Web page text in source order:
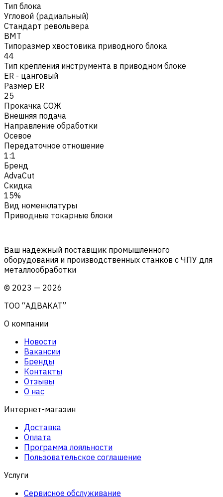
Тип блока
Угловой (радиальный)
Стандарт револьвера
BMT
Типоразмер хвостовика приводного блока
44
Тип крепления инструмента в приводном блоке
ER - цанговый
Размер ER
25
Прокачка СОЖ
Внешняя подача
Направление обработки
Осевое
Передаточное отношение
1:1
Бренд
AdvaCut
Скидка
15%
Вид номенклатуры
Приводные токарные блоки
Ваш надежный поставщик промышленного
оборудования и производственных станков с ЧПУ для
металлообработки
© 2023 — 2026
ТОО “АДВАКАТ”
О компании
Новости
Вакансии
Бренды
Контакты
Отзывы
О нас
Интернет-магазин
Доставка
Оплата
Программа лояльности
Пользовательское соглашение
Услуги
Сервисное обслуживание